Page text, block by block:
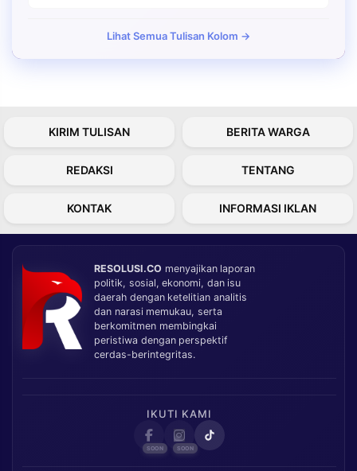
Lihat Semua Tulisan Kolom →
KIRIM TULISAN BERITA WARGA
REDAKSI TENTANG
KONTAK INFORMASI IKLAN
RESOLUSI.CO menyajikan laporan
politik, sosial, ekonomi, dan isu
daerah dengan ketelitian analitis
dan narasi memukau, serta
berkomitmen membingkai
peristiwa dengan perspektif
cerdas-berintegritas.
IKUTI KAMI